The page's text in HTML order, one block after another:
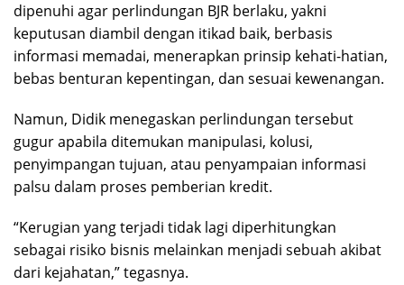
dipenuhi agar perlindungan BJR berlaku, yakni
keputusan diambil dengan itikad baik, berbasis
informasi memadai, menerapkan prinsip kehati-hatian,
bebas benturan kepentingan, dan sesuai kewenangan.
Namun, Didik menegaskan perlindungan tersebut
gugur apabila ditemukan manipulasi, kolusi,
penyimpangan tujuan, atau penyampaian informasi
palsu dalam proses pemberian kredit.
“Kerugian yang terjadi tidak lagi diperhitungkan
sebagai risiko bisnis melainkan menjadi sebuah akibat
dari kejahatan,” tegasnya.